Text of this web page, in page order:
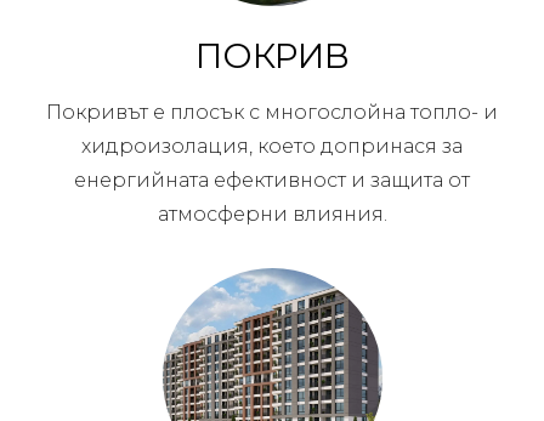
ПОКРИВ
Покривът е плосък с многослойна топло- и
хидроизолация, което допринася за
енергийната ефективност и защита от
атмосферни влияния.